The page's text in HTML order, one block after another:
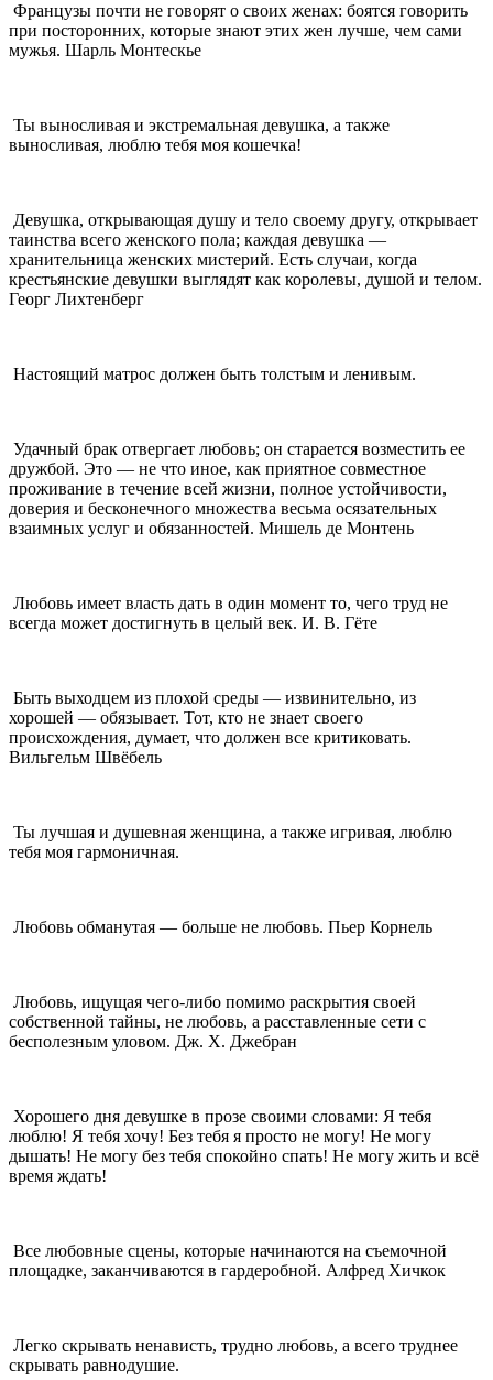
Французы почти не говорят о своих женах: боятся говорить
при посторонних, которые знают этих жен лучше, чем сами
мужья. Шарль Монтескье
Ты выносливая и экстремальная девушка, а также
выносливая, люблю тебя моя кошечка!
Девушка, открывающая душу и тело своему другу, открывает
таинства всего женского пола; каждая девушка —
хранительница женских мистерий. Есть случаи, когда
крестьянские девушки выглядят как королевы, душой и телом.
Георг Лихтенберг
Настоящий матрос должен быть толстым и ленивым.
Удачный брак отвергает любовь; он старается возместить ее
дружбой. Это — не что иное, как приятное совместное
проживание в течение всей жизни, полное устойчивости,
доверия и бесконечного множества весьма осязательных
взаимных услуг и обязанностей. Мишель де Монтень
Любовь имеет власть дать в один момент то, чего труд не
всегда может достигнуть в целый век. И. В. Гёте
Быть выходцем из плохой среды — извинительно, из
хорошей — обязывает. Тот, кто не знает своего
происхождения, думает, что должен все критиковать.
Вильгельм Швёбель
Ты лучшая и душевная женщина, а также игривая, люблю
тебя моя гармоничная.
Любовь обманутая — больше не любовь. Пьер Корнель
Любовь, ищущая чего-либо помимо раскрытия своей
собственной тайны, не любовь, а расставленные сети с
бесполезным уловом. Дж. Х. Джебран
Хорошего дня девушке в прозе своими словами: Я тебя
люблю! Я тебя хочу! Без тебя я просто не могу! Не могу
дышать! Не могу без тебя спокойно спать! Не могу жить и всё
время ждать!
Все любовные сцены, которые начинаются на съемочной
площадке, заканчиваются в гардеробной. Алфред Хичкок
Легко скрывать ненависть, трудно любовь, а всего труднее
скрывать равнодушие.